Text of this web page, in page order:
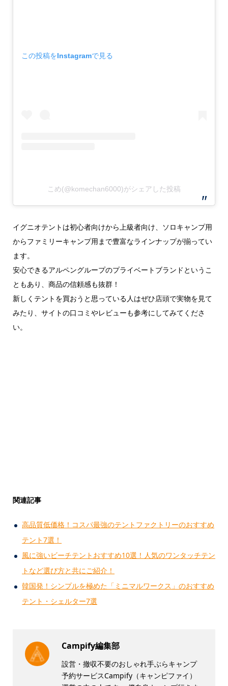
この投稿をInstagramで見る
こめ(@komechan6000)がシェアした投稿
イグニオテントは初心者向けから上級者向け、ソロキャンプ用
からファミリーキャンプ用まで豊富なラインナップが揃ってい
ます。
安心できるアルペングループのプライベートブランドというこ
ともあり、商品の信頼感も抜群！
新しくテントを買おうと思っている人はぜひ店頭で実物を見て
みたり、サイトの口コミやレビューも参考にしてみてくださ
い。
関連記事
高品質低価格！コスパ最強のテントファクトリーのおすすめ
テント7選！
風に強いビーチテントおすすめ10選！人気のワンタッチテン
トなど選び方と共にご紹介！
韓国発！シンプルを極めた「ミニマルワークス」のおすすめ
テント・シェルター7選
Campify編集部
設営・撤収不要のおしゃれ手ぶらキャンプ
予約サービスCampify（キャンピファイ）